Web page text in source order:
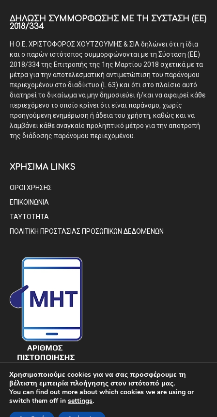
ΔΉΛΩΣΗ ΣΥΜΜΌΡΦΩΣΗΣ ΜΕ ΤΗ ΣΎΣΤΑΣΗ (ΕΕ)
2018/334
Η Ο.Ε. ΧΡΙΣΤΟΦΟΡΟΣ ΧΟΥΤΖΟΥΜΗΣ & ΣΙΑ δηλώνει ότι η ίδια
και ο παρών ιστότοπος συμμορφώνονται με τη Σύσταση (ΕΕ)
2018/334 της Επιτροπής της 1ης Μαρτίου 2018 σχετικά με τα
μέτρα για την αποτελεσματική αντιμετώπιση του παράνομου
περιεχομένου στο διαδίκτυο (L 63) και ότι στο πλαίσιο αυτό
διατηρεί το δικαίωμα να μην δημοσιεύει ή/και να αφαιρεί κάθε
περιεχόμενο το οποίο κρίνει ότι είναι παράνομο, χωρίς
προηγούμενη ενημέρωση ή άδεια του χρήστη, καθώς και να
λαμβάνει κάθε αναγκαίο προληπτικό μέτρο για την αποτροπή
της διάδοσης παράνομου περιεχομένου.
ΧΡΗΣΙΜΑ LINKS
ΟΡΟΙ ΧΡΗΣΗΣ
ΕΠΙΚΟΙΝΩΝΙΑ
ΤΑΥΤΟΤΗΤΑ
ΠΟΛΙΤΙΚΗ ΠΡΟΣΤΑΣΙΑΣ ΠΡΟΣΩΠΙΚΩΝ ΔΕΔΟΜΕΝΩΝ
© DIAVIMA.GR - «ΔΙΑΒΗΜΑ» ΕΒΔΟΜΑΔΙΑΙΑ ΠΟΛΙΤΙΚΗ ΣΑΤΙΡΙΚΗ
Χρησιμοποιούμε cookies για να σας προσφέρουμε τη
βέλτιστη εμπειρία πλοήγησης στον ιστότοπό μας.
You can find out more about which cookies we are using or
switch them off in settings.